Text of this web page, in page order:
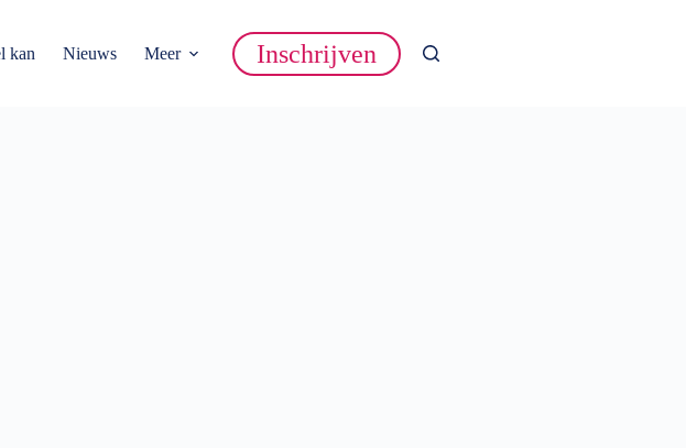
kan Nieuws Meer Inschrijven